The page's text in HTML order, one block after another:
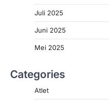
Juli 2025
Juni 2025
Mei 2025
Categories
Atlet